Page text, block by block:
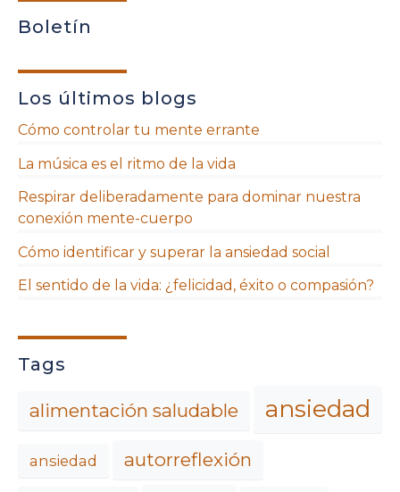
Boletín
Los últimos blogs
Cómo controlar tu mente errante
La música es el ritmo de la vida
Respirar deliberadamente para dominar nuestra
conexión mente-cuerpo
Cómo identificar y superar la ansiedad social
El sentido de la vida: ¿felicidad, éxito o compasión?
Tags
alimentación saludable ansiedad
ansiedad autorreflexión